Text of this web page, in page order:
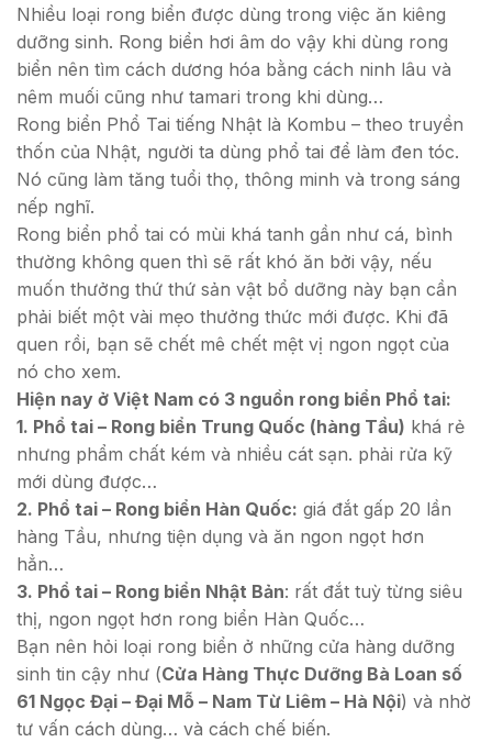
Nhiều loại rong biển được dùng trong việc ăn kiêng
dưỡng sinh. Rong biển hơi âm do vậy khi dùng rong
biển nên tìm cách dương hóa bằng cách ninh lâu và
nêm muối cũng như tamari trong khi dùng…
Rong biển Phổ Tai tiếng Nhật là Kombu – theo truyền
thốn của Nhật, người ta dùng phổ tai để làm đen tóc.
Nó cũng làm tăng tuổi thọ, thông minh và trong sáng
nếp nghĩ.
Rong biển phổ tai có mùi khá tanh gần như cá, bình
thường không quen thì sẽ rất khó ăn bởi vậy, nếu
muốn thưởng thứ thứ sản vật bổ dưỡng này bạn cần
phải biết một vài mẹo thưởng thức mới được. Khi đã
quen rồi, bạn sẽ chết mê chết mệt vị ngon ngọt của
nó cho xem.
Hiện nay ở Việt Nam có 3 nguồn rong biển Phổ tai:
1. Phổ tai – Rong biển Trung Quốc (hàng Tầu) khá rẻ
nhưng phẩm chất kém và nhiều cát sạn. phải rửa kỹ
mới dùng được…
2. Phổ tai – Rong biển Hàn Quốc: giá đắt gấp 20 lần
hàng Tầu, nhưng tiện dụng và ăn ngon ngọt hơn
hẳn…
3. Phổ tai – Rong biển Nhật Bản: rất đắt tuỳ từng siêu
thị, ngon ngọt hơn rong biển Hàn Quốc…
Bạn nên hỏi loại rong biển ở những cửa hàng dưỡng
sinh tin cậy như (Cửa Hàng Thực Dưỡng Bà Loan số
61 Ngọc Đại – Đại Mỗ – Nam Từ Liêm – Hà Nội) và nhờ
tư vấn cách dùng… và cách chế biến.